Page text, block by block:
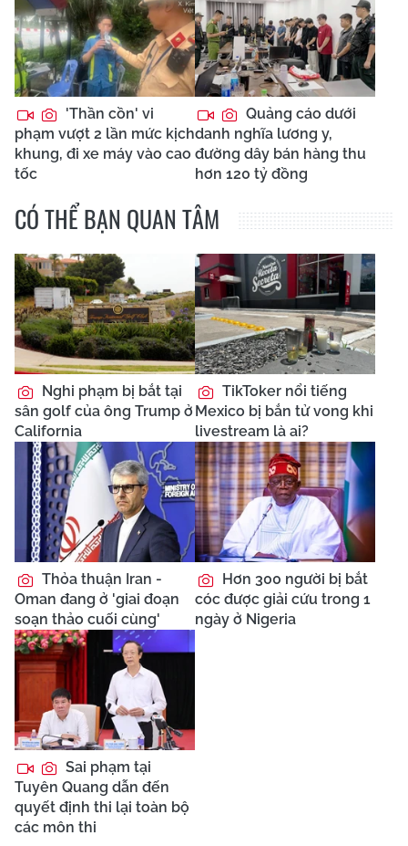
'Thần cồn' vi
phạm vượt 2 lần mức kịch
khung, đi xe máy vào cao
tốc
Quảng cáo dưới
danh nghĩa lương y,
đường dây bán hàng thu
hơn 120 tỷ đồng
CÓ THỂ BẠN QUAN TÂM
Nghi phạm bị bắt tại
sân golf của ông Trump ở
California
TikToker nổi tiếng
Mexico bị bắn tử vong khi
livestream là ai?
Thỏa thuận Iran -
Oman đang ở 'giai đoạn
soạn thảo cuối cùng'
Hơn 300 người bị bắt
cóc được giải cứu trong 1
ngày ở Nigeria
Sai phạm tại
Tuyên Quang dẫn đến
quyết định thi lại toàn bộ
các môn thi